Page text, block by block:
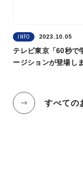
INFO 2023.10.05
テレビ東京「60秒で
ージションが登場し
すべての